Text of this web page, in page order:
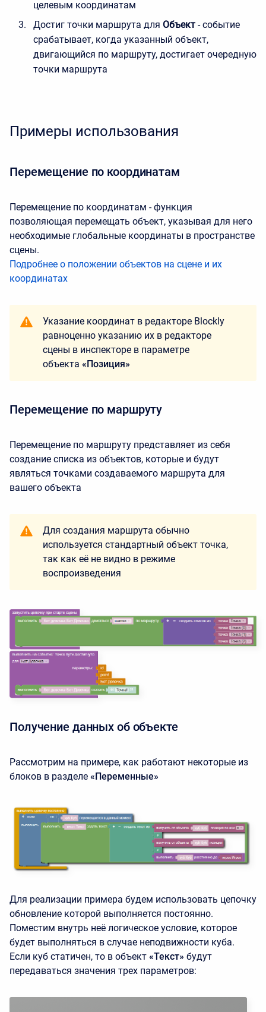
целевым координатам
Достиг точки маршрута для Объект - событие
срабатывает, когда указанный объект,
двигающийся по маршруту, достигает очередную
точки маршрута
Примеры использования
Перемещение по координатам
Перемещение по координатам - функция
позволяющая перемещать объект, указывая для него
необходимые глобальные координаты в пространстве
сцены.
Подробнее о положении объектов на сцене и их
координатах
Указание координат в редакторе Blockly
равноценно указанию их в редакторе
сцены в инспекторе в параметре
объекта «Позиция»
Перемещение по маршруту
Перемещение по маршруту представляет из себя
создание списка из объектов, которые и будут
являться точками создаваемого маршрута для
вашего объекта
Для создания маршрута обычно
используется стандартный объект точка,
так как её не видно в режиме
воспроизведения
Получение данных об объекте
Рассмотрим на примере, как работают некоторые из
блоков в разделе «Переменные»
Для реализации примера будем использовать цепочку
обновление которой выполняется постоянно.
Поместим внутрь неё логическое условие, которое
будет выполняться в случае неподвижности куба.
Если куб статичен, то в объект «Текст» будут
передаваться значения трех параметров: